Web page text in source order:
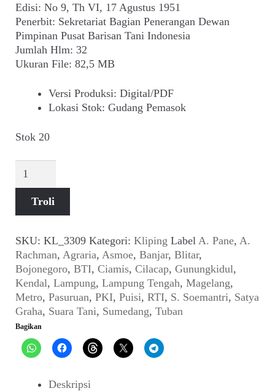
Cari Arsip
child
Alamat
Reseller
Edisi: No 9, Th VI, 17 Agustus 1951
Penerbit: Sekretariat Bagian Penerangan Dewan
Pimpinan Pusat Barisan Tani Indonesia
Jumlah Hlm: 32
Ukuran File: 82,5 MB
Versi Produksi: Digital/PDF
Lokasi Stok: Gudang Pemasok
Stok 20
Suara
Madjallah
"Barisan
Tani
Indonesia"
(No
9,
Th
VI,
Agustus
Troli
SKU:KL_3309 Kategori:Kliping Label A. Pane, A.
Rachman, Agraria, Asmoe,Banjar,Blitar,
Bojonegoro,BTI,Ciamis,Cilacap,Gunungkidul,
Kendal,Lampung,Lampung Tengah,Magelang,
Metro,Pasuruan,PKI,Puisi,RTI, S. Soemantri, Satya
Graha, Suara Tani, Sumedang,Tuban
Bagikan
Deskripsi